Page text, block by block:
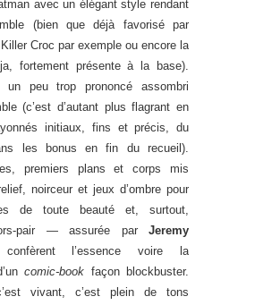
avec un élégant style rendant
(bien que déjà favorisé par
Killer Croc par exemple ou encore la
fortement présente à la base).
un peu trop prononcé assombri
(c’est d’autant plus flagrant en
initiaux, fins et précis, du
les bonus en fin du recueil).
premiers plans et corps mis
noirceur et jeux d’ombre pour
de toute beauté et, surtout,
pair — assurée par Jeremy
l’essence voire la
comic-book façon blockbuster.
vivant, c’est plein de tons